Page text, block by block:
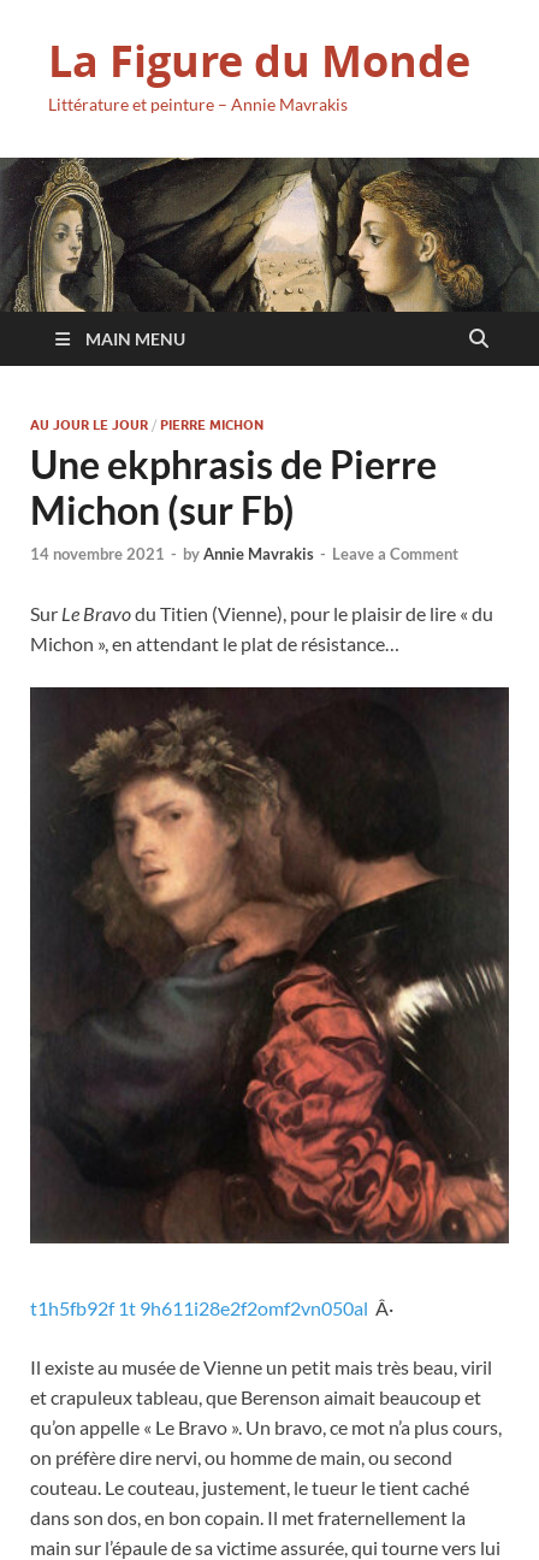
La Figure du Monde
Littérature et peinture – Annie Mavrakis
MAIN MENU
AU JOUR LE JOUR / PIERRE MICHON
Une ekphrasis de Pierre
Michon (sur Fb)
14 novembre 2021 - byAnnie Mavrakis - Leave a Comment
Sur Le Bravodu Titien (Vienne), pour le plaisir de lire « du
Michon », en attendant le plat de résistance…
t1h5fb92f 1t 9h611i28e2f2omf2vn050al Â·
Il existe au musée de Vienne un petit mais très beau, viril
et crapuleux tableau, que Berenson aimait beaucoup et
qu’on appelle « Le Bravo ». Un bravo, ce mot n’a plus cours,
on préfère dire nervi, ou homme de main, ou second
couteau. Le couteau, justement, le tueur le tient caché
dans son dos, en bon copain. Il met fraternellement la
main sur l’épaule de sa victime assurée, qui tourne vers lui